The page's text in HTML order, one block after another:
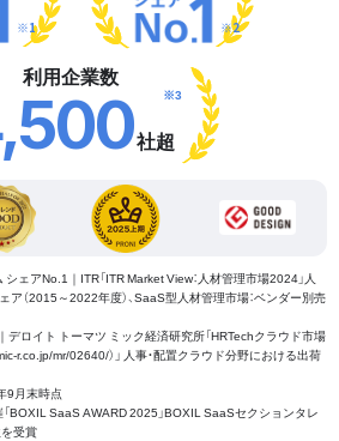
※1 ※2
利用企業数
社超
※3
ェアNo.1｜ITR「ITR Market View：人材管理市場2024」人
ア（2015～2022年度）、SaaS型人材管理市場：ベンダー別売
ロイト トーマツ ミック経済研究所「HRTechクラウド市場
r.co.jp/mr/02640/）」 人事・配置クラウド分野における出荷
9月末時点
BOXIL SaaS AWARD 2025」BOXIL SaaSセクションタレ
受賞